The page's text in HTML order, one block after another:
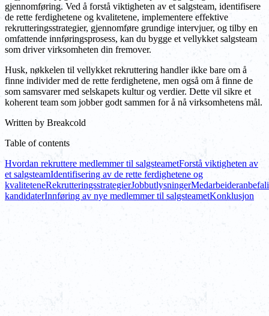
gjennomføring. Ved å forstå viktigheten av et salgsteam, identifisere
de rette ferdighetene og kvalitetene, implementere effektive
rekrutteringsstrategier, gjennomføre grundige intervjuer, og tilby en
omfattende innføringsprosess, kan du bygge et vellykket salgsteam
som driver virksomheten din fremover.
Husk, nøkkelen til vellykket rekruttering handler ikke bare om å
finne individer med de rette ferdighetene, men også om å finne de
som samsvarer med selskapets kultur og verdier. Dette vil sikre et
koherent team som jobber godt sammen for å nå virksomhetens mål.
Written by Breakcold
Table of contents
Hvordan rekruttere medlemmer til salgsteametForstå viktigheten av
et salgsteamIdentifisering av de rette ferdighetene og
kvaliteteneRekrutteringsstrategierJobbutlysninger
kandidaterInnføring av nye medlemmer til salgsteametKonklusjon